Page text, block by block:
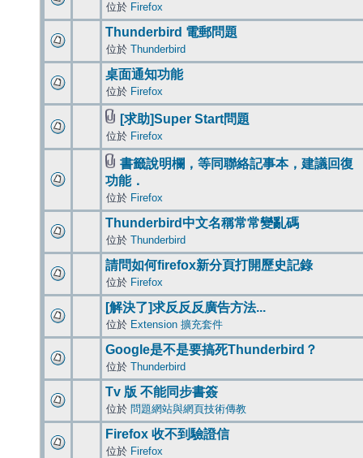
位於 Firefox
Thunderbird 電郵問題
位於 Thunderbird
桌面通知功能
位於 Firefox
[求助]Super Start問題
位於 Firefox
書籤說明欄，等同聯絡記事本，建議回復
功能．
位於 Firefox
Thunderbird中文名稱常常變亂碼
位於 Thunderbird
請問如何firefox新分頁打開歷史記錄
位於 Firefox
[解決了]求反反反廣告方法...
位於 Extension 擴充套件
Google是不是要搞死Thunderbird？
位於 Thunderbird
Tv 版 不能同步書簽
位於 問題網站與網頁技術傳教
Firefox 收不到驗證信
位於 Firefox